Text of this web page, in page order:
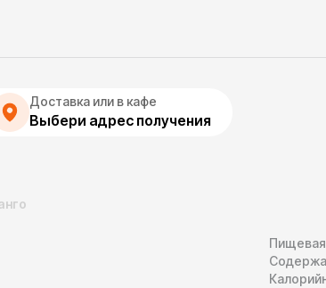
Доставка или в кафе
Выбери адрес получения
Пищевая